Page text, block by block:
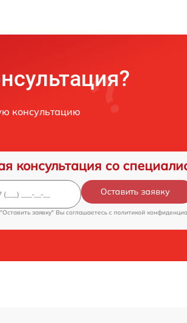
консультацию
консультация со
Оставить заявку
заявку" Вы соглашаетесь c политикой